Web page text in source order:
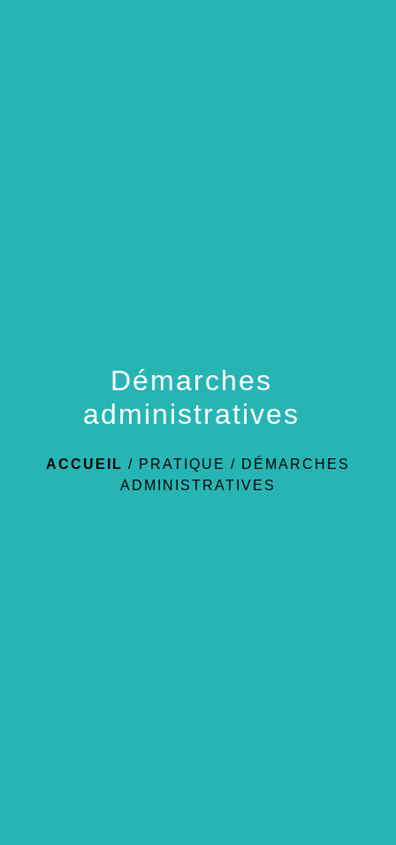
Démarches
administratives
ACCUEIL / PRATIQUE / DÉMARCHES
ADMINISTRATIVES